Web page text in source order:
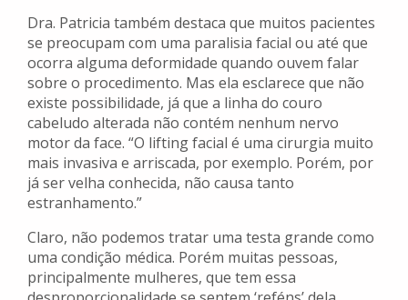
Dra. Patricia também destaca que muitos pacientes
se preocupam com uma paralisia facial ou até que
ocorra alguma deformidade quando ouvem falar
sobre o procedimento. Mas ela esclarece que não
existe possibilidade, já que a linha do couro
cabeludo alterada não contém nenhum nervo
motor da face. “O lifting facial é uma cirurgia muito
mais invasiva e arriscada, por exemplo. Porém, por
já ser velha conhecida, não causa tanto
estranhamento.”
Claro, não podemos tratar uma testa grande como
uma condição médica. Porém muitas pessoas,
principalmente mulheres, que tem essa